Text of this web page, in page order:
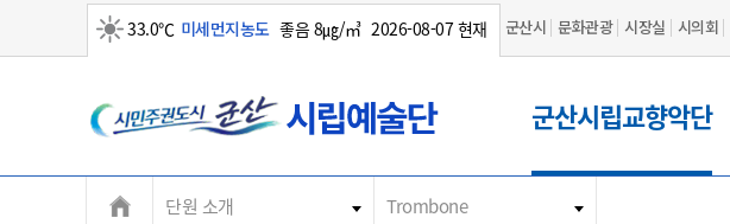
33.0℃ 미세먼지농도 좋음 8㎍/㎥ 2026-08-07 현재 군산시 문화관광 시장실 시의회
산
시
군산시립교향악단
단원 소개 Trombone